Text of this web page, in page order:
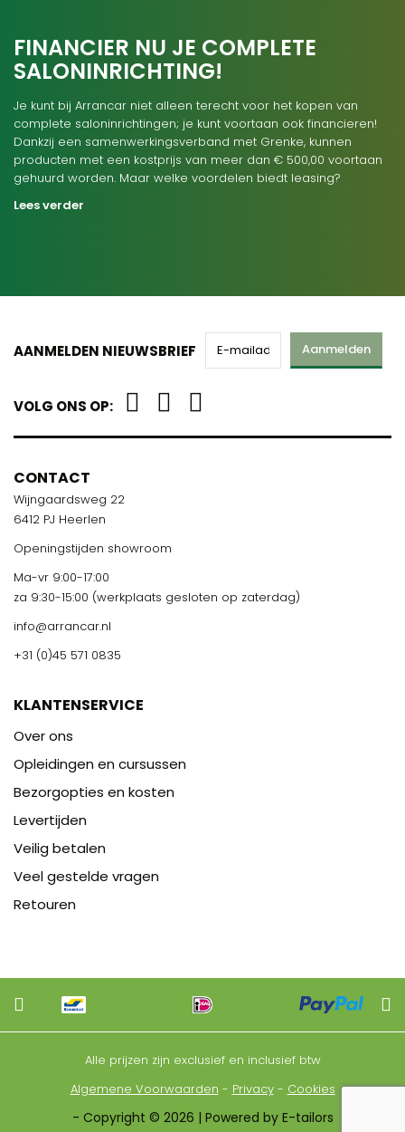
FINANCIER NU JE COMPLETE
SALONINRICHTING!
Je kunt bij Arrancar niet alleen terecht voor het kopen van
complete saloninrichtingen; je kunt voortaan ook financieren!
Dankzij een samenwerkingsverband met Grenke, kunnen
producten met een kostprijs van meer dan € 500,00 voortaan
gehuurd worden. Maar welke voordelen biedt leasing?
Lees verder
AANMELDEN NIEUWSBRIEF Aanmelden
VOLG ONS OP:
CONTACT
Wijngaardsweg 22
6412 PJ Heerlen
Openingstijden showroom
Ma-vr 9:00-17:00
za 9:30-15:00 (werkplaats gesloten op zaterdag)
info@arrancar.nl
+31 (0)45 571 0835
KLANTENSERVICE
Over ons
Opleidingen en cursussen
Bezorgopties en kosten
Levertijden
Veilig betalen
Veel gestelde vragen
Retouren
Alle prijzen zijn exclusief en inclusief btw
Algemene Voorwaarden - Privacy- Cookies
- Copyright © 2026 | Powered by E-tailors